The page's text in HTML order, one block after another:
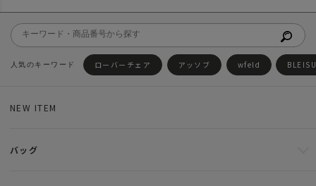
ローバーチェア アッソブ wfeld
NEW ITEM
バッグ